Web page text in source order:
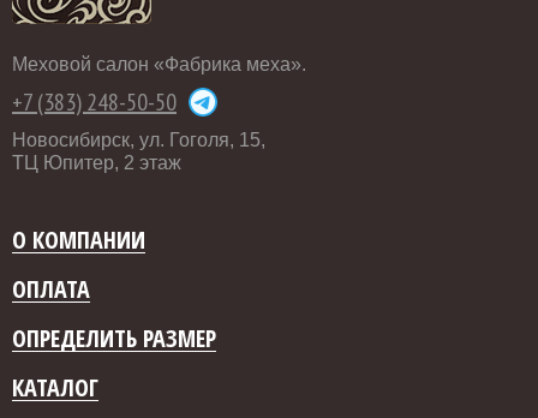
Меховой салон «Фабрика меха».
+7 (383) 248-50-50
Новосибирск, ул. Гоголя, 15,
ТЦ Юпитер, 2 этаж
О КОМПАНИИ
ОПЛАТА
ОПРЕДЕЛИТЬ РАЗМЕР
КАТАЛОГ